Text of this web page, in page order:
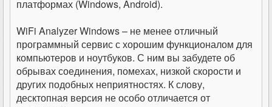
платформах (Windows, Android).
WiFi Analyzer Windows – не менее отличный
программный сервис с хорошим функционалом для
компьютеров и ноутбуков. С ним вы забудете об
обрывах соединения, помехах, низкой скорости и
других подобных неприятностях. К слову,
десктопная версия не особо отличается от